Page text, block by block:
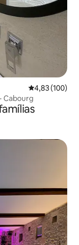
Classificação
4,83 (100)
Cabourg